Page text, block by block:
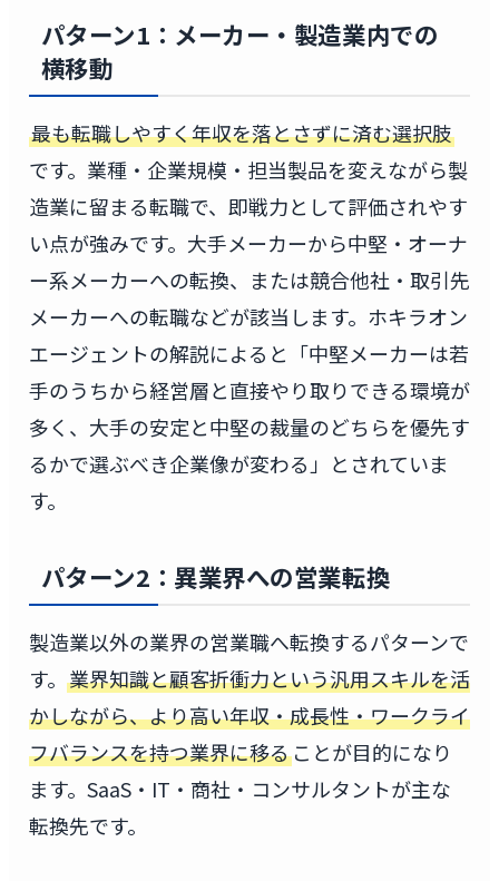
パターン1：メーカー・製造業内での
横移動
最も転職しやすく年収を落とさずに済む選択肢
です。業種・企業規模・担当製品を変えながら製
造業に留まる転職で、即戦力として評価されやす
い点が強みです。大手メーカーから中堅・オーナ
ー系メーカーへの転換、または競合他社・取引先
メーカーへの転職などが該当します。ホキラオン
エージェントの解説によると「中堅メーカーは若
手のうちから経営層と直接やり取りできる環境が
多く、大手の安定と中堅の裁量のどちらを優先す
るかで選ぶべき企業像が変わる」とされていま
す。
パターン2：異業界への営業転換
製造業以外の業界の営業職へ転換するパターンで
す。 業界知識と顧客折衝力という汎用スキルを活
かしながら、より高い年収・成長性・ワークライ
フバランスを持つ業界に移ることが目的になり
ます。SaaS・IT・商社・コンサルタントが主な
転換先です。